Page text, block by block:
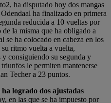
ha disputado hoy dos mangas
ha finalizado en primera
reducida a 10 vueltas por
la misma que ha obligado a
se ha colocado en cabeza en los
ritmo vuelta a vuelta,
y consiguiendo su segunda y
le permiten mantenerse
Techer a 23 puntos.
logrado dos ajustadas
en las que se ha impuesto por